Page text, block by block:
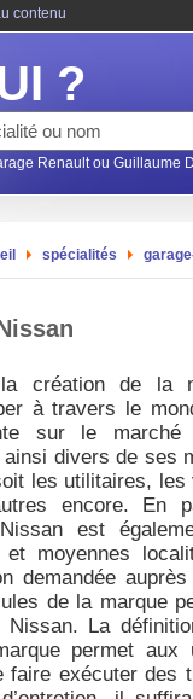
contenu
?
Renault ou Guillaume
spécialités
la création de la
à travers le
sur le marché
ainsi divers de ses
les utilitaires,
encore. En
est
et moyennes
demandée
de la marque
Nissan. La
permet aux
faire exécuter des